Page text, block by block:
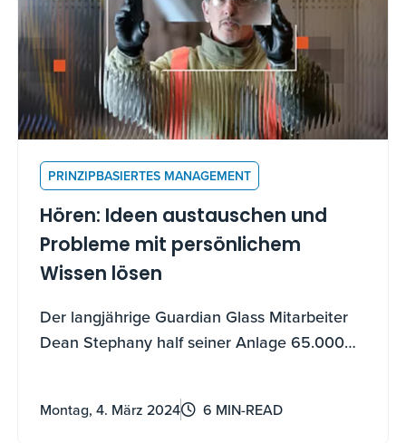
PRINZIPBASIERTES MANAGEMENT
Hören: Ideen austauschen und
Probleme mit persönlichem
Wissen lösen
Der langjährige Guardian Glass Mitarbeiter
Dean Stephany half seiner Anlage 65.000
um eine Fertigungsherausforderung zu lösen.
Montag, 4. März 2024 6 MIN-READ